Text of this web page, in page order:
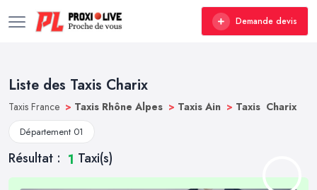
Demande devis
Liste des Taxis Charix
Taxis France > Taxis Rhône Alpes > Taxis Ain > Taxis Charix
Département 01
Résultat : 1 Taxi(s)